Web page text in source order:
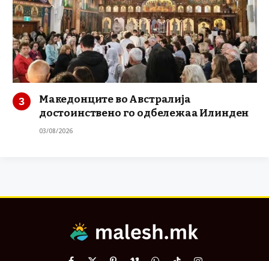
Македонците во Австралија
достоинствено го одбележаа Илинден
03/08/2026